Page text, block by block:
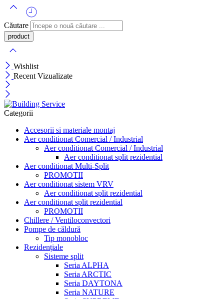
Căutare
Wishlist
Recent Vizualizate
Categorii
Accesorii si materiale montaj
Aer conditionat Comercial / Industrial
Aer conditionat Comercial / Industrial
Aer conditionat split rezidential
Aer conditionat Multi-Split
PROMOTII
Aer conditionat sistem VRV
Aer conditionat split rezidential
Aer conditionat split rezidential
PROMOTII
Chillere / Ventiloconvectori
Pompe de căldură
Tip monobloc
Rezidențiale
Sisteme split
Seria ALPHA
Seria ARCTIC
Seria DAYTONA
Seria NATURE